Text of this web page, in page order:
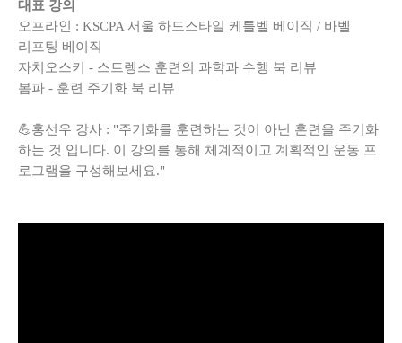
대표 강의
오프라인 : KSCPA 서울 하드스타일 케틀벨 베이직 / 바벨
리프팅 베이직
자치오스키 - 스트렝스 훈련의 과학과 수행 북 리뷰
봄파 - 훈련 주기화 북 리뷰
💪홍선우 강사 : "주기화를 훈련하는 것이 아닌 훈련을 주기화
하는 것 입니다. 이 강의를 통해 체계적이고 계획적인 운동 프
로그램을 구성해보세요."